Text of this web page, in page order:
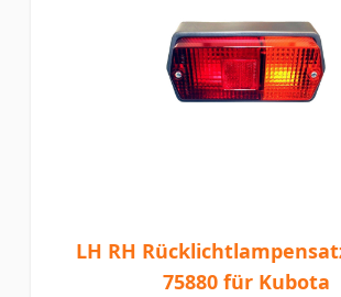
LH RH
75880 für Kubota